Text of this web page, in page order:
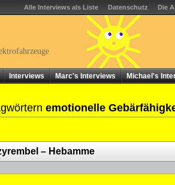
Alle Interviews als Liste Datenschutz Die
Interviews Marc's Interviews Michael's
emotionelle
– Hebamme